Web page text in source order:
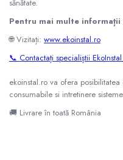
sănătate.
Pentru mai multe
🌐 Vizitați: www.ekoinstal.ro
📞 Contactați specialiștii
ekoinstal.ro va ofera
consumabile si intretinere
🚚 Livrare în toată România